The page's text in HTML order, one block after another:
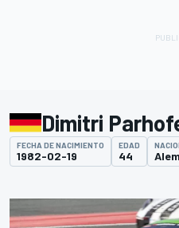
Dimitri
FECHA DE NACIMIENTO
1982-02-19
EDAD
44